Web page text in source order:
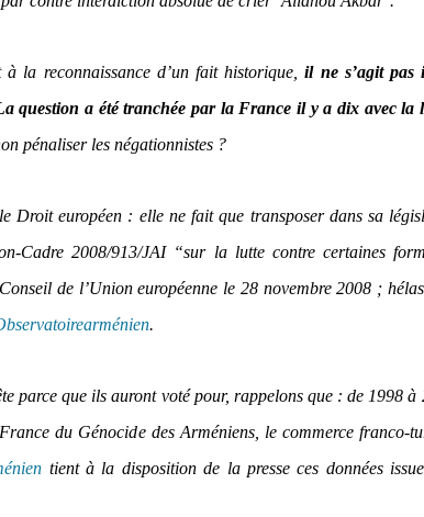
à la reconnaissance d’un fait historique,il ne s’agit pas
question a été tranchée par la France il y a dix avec la
pénaliser les négationnistes ?
Droit européen : elle ne fait que transposer dans sa
Cadre 2008/913/JAI “sur la lutte contre certaines
de l’Union européenne le 28 novembre 2008 ;
.
parce que ils auront voté pour, rappelons que : de 1998 à
du Génocide des Arméniens, le commerce franco-
tient à la disposition de la presse ces données